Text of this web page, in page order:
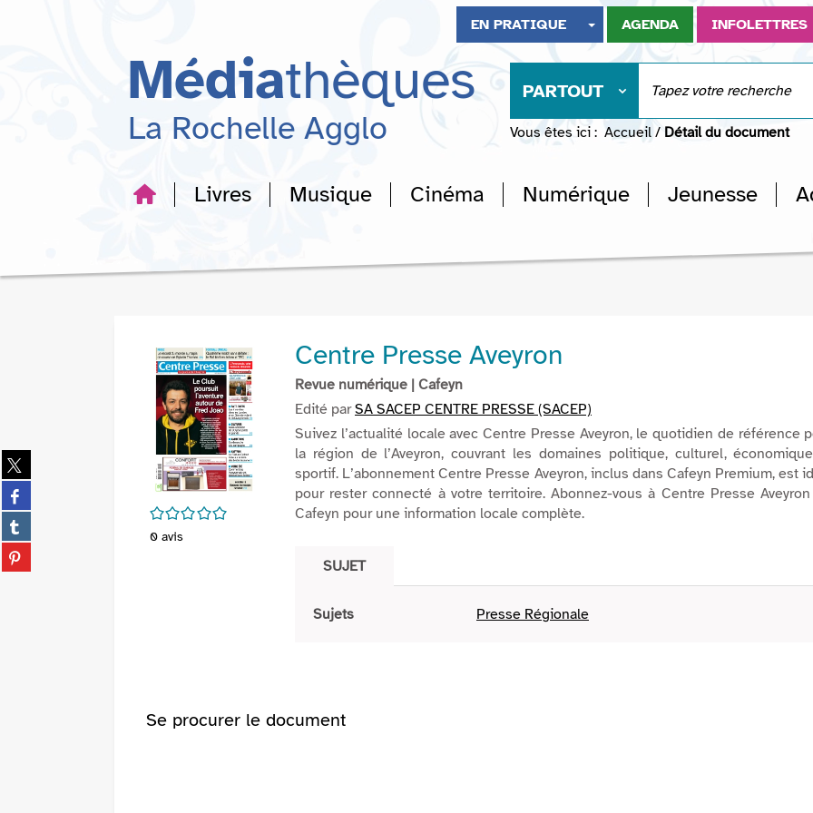
recherche
EN PRATIQUE AGENDA INFOLETTRES
Médiathèques
La Rochelle Agglo
PARTOUT
Vous êtes ici : Accueil / Détail du document
Livres Musique Cinéma Numérique Jeunesse
Partager
sur
twitter
(Nouvelle
fenêtre)
Partager
sur
facebook
(Nouvelle
fenêtre)
Partager
sur
tumblr
Partager
sur
/5
0 avis
Centre Presse Aveyron
Revue numérique | Cafeyn
Edité parSA SACEP CENTRE PRESSE (SACEP)
Suivez l’actualité locale avec Centre Presse Aveyron, le quotidien de référence
la région de l’Aveyron, couvrant les domaines politique, culturel,
sportif. L’abonnement Centre Presse Aveyron, inclus dans Cafeyn Premium, est
pour rester connecté à votre territoire. Abonnez-vous à Centre Presse
Cafeyn pour une information locale complète.
SUJET
Sujets Presse Régionale
Se procurer le document